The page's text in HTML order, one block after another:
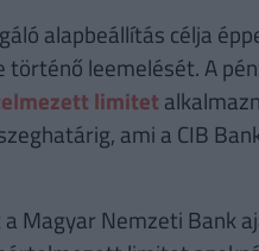
alapbeállítás célja
történő leemelését. A
limitet
ami a CIB
Magyar Nemzeti Bank